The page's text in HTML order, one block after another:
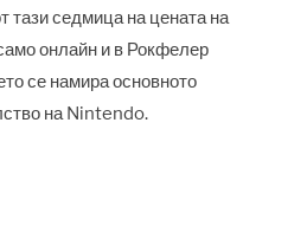
тази седмица на цената на
онлайн и в Рокфелер
се намира основното
на Nintendo.